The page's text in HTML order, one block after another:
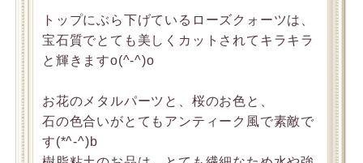
トップにぶら下げているローズクォーツは、
宝石質でとても美しくカットされてキラキラ
と輝きますo(^-^)o
お花のメタルパーツと、桜のお色と、
石の色合いがとてもアンティーク風で素敵で
す(*^-^)b